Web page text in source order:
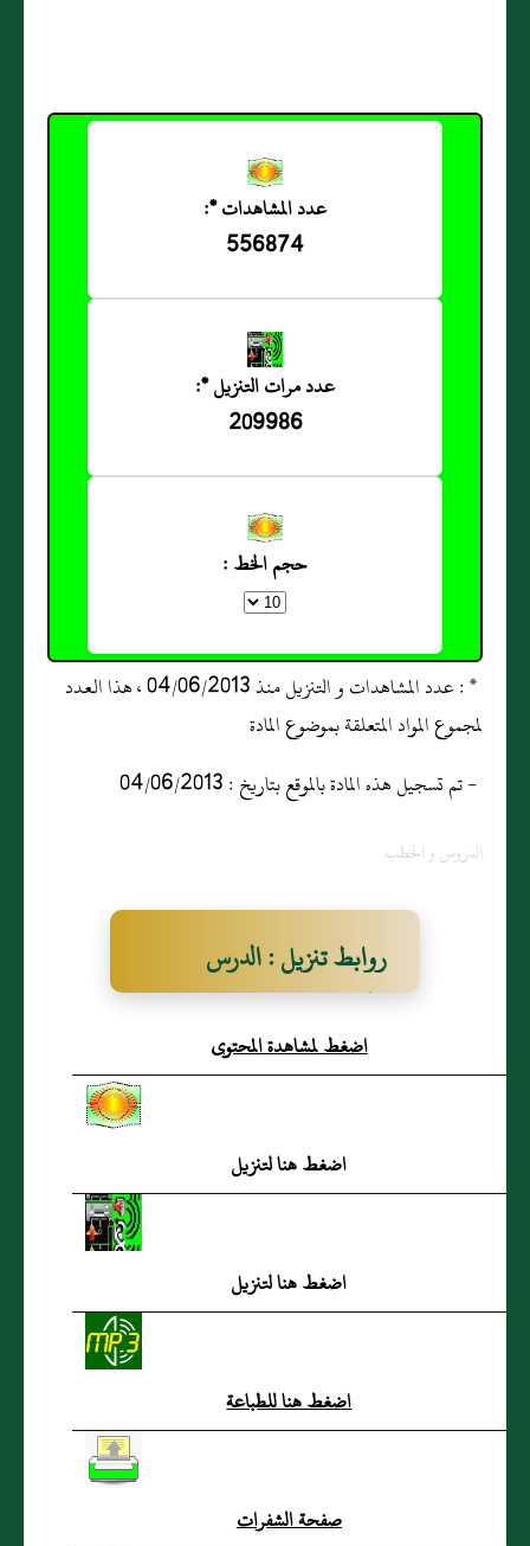
عدد المشاهدات *:
556874
عدد مرات التنزيل *:
209986
حجم الخط :
* : عدد المشاهدات و التنزيل منذ 04/06/2013 ، هذا العدد
لمجموع المواد المتعلقة بموضوع المادة
- تم تسجيل هذه المادة بالموقع بتاريخ : 04/06/2013
الدروس و الخطب
روابط تنزيل : الدرس
الخامس والعشرين من
دروس كرسي الإمام مالك
اضغط لمشاهدة المحتوى
اضغط هنا لتنزيل
اضغط هنا لتنزيل
اضغط هنا للطباعة
صفحة الشفرات